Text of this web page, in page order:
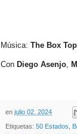
Música: The Box
Con Diego Asenjo
en julio 02, 2024
Etiquetas: 50 Estados